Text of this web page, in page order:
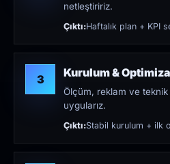
netleştiririz.
Çıktı:Haftalık plan + KPI
3 Kurulum &
Ölçüm, reklam ve
uygularız.
Çıktı:Stabil kurulum + ilk